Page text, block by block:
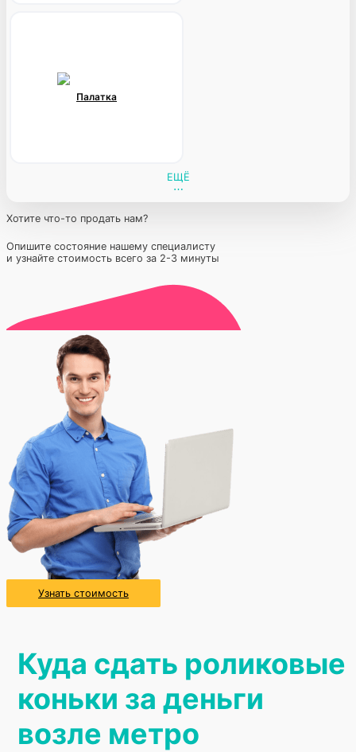
Палатка
ЕЩЁ
Хотите что-то продать нам?
Опишите состояние нашему специалисту
и узнайте стоимость всего за 2-3 минуты
Узнать стоимость
Куда сдать роликовые
коньки за деньги
возле метро